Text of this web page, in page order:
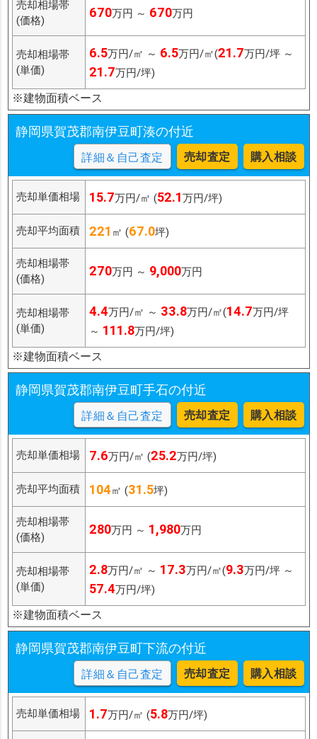
売却相場帯
(価格)
670万円 ～ 670万円
売却相場帯
(単価)
6.5万円/㎡ ～ 6.5万円/㎡(21.7万円/坪 ～
21.7万円/坪)
※建物面積ベース
静岡県賀茂郡南伊豆町湊の付近
詳細＆自己査定 売却査定 購入相談
売却単価相場 15.7万円/㎡ (52.1万円/坪)
売却平均面積 221 ㎡ (67.0坪)
売却相場帯
(価格)
270万円 ～ 9,000万円
売却相場帯
(単価)
4.4万円/㎡ ～ 33.8万円/㎡(14.7万円/坪
～ 111.8万円/坪)
※建物面積ベース
静岡県賀茂郡南伊豆町手石の付近
詳細＆自己査定 売却査定 購入相談
売却単価相場 7.6万円/㎡ (25.2万円/坪)
売却平均面積 104㎡ (31.5坪)
売却相場帯
(価格)
280万円 ～ 1,980万円
売却相場帯
(単価)
2.8万円/㎡ ～ 17.3万円/㎡(9.3万円/坪 ～
57.4万円/坪)
※建物面積ベース
静岡県賀茂郡南伊豆町下流の付近
詳細＆自己査定 売却査定 購入相談
売却単価相場 1.7万円/㎡ (5.8万円/坪)